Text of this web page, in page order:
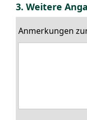
3. Weitere
Anmerkungen